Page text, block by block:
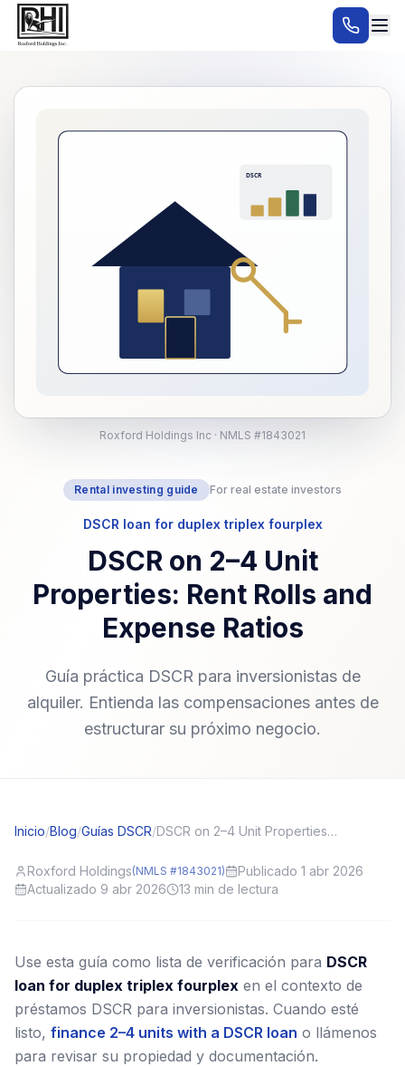
Rental investing guide For real estate investors
DSCR loan for duplex triplex fourplex
DSCR on 2–4 Unit
Properties: Rent Rolls and
Expense Ratios
Guía práctica DSCR para inversionistas de
alquiler. Entienda las compensaciones antes de
estructurar su próximo negocio.
Roxford Holdings Inc · NMLS #1843021
Inicio/Blog/Guías DSCR/ DSCR on 2–4 Unit Properties: Rent Rolls and Expense Ratios
Roxford Holdings(NMLS #1843021)
Publicado 1 abr 2026
Actualizado 9 abr 2026
13 min de lectura
Use esta guía como lista de verificación para DSCR
loan for duplex triplex fourplex en el contexto de
préstamos DSCR para inversionistas. Cuando esté
listo, finance 2–4 units with a DSCR loan o llámenos
para revisar su propiedad y documentación.